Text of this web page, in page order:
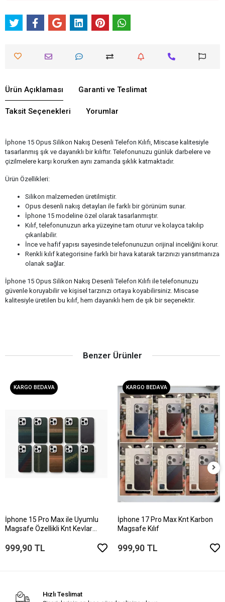
Ürün Açıklaması Garanti ve Teslimat
Taksit Seçenekleri Yorumlar
İphone 15 Opus Silikon Nakış Desenli Telefon Kılıfı, Miscase kalitesiyle
tasarlanmış şık ve dayanıklı bir kılıftır. Telefonunuzu günlük darbelere ve
çizilmelere karşı korurken aynı zamanda şıklık katmaktadır.
Ürün Özellikleri:
Silikon malzemeden üretilmiştir.
Opus desenli nakış detayları ile farklı bir görünüm sunar.
İphone 15 modeline özel olarak tasarlanmıştır.
Kılıf, telefonunuzun arka yüzeyine tam oturur ve kolayca takılıp
çıkarılabilir.
İnce ve hafif yapısı sayesinde telefonunuzun orijinal inceliğini korur.
Renkli kılıf kategorisine farklı bir hava katarak tarzınızı yansıtmanıza
olanak sağlar.
İphone 15 Opus Silikon Nakış Desenli Telefon Kılıfı ile telefonunuzu
güvenle koruyabilir ve kişisel tarzınızı ortaya koyabilirsiniz. Miscase
kalitesiyle üretilen bu kılıf, hem dayanıklı hem de şık bir seçenektir.
Benzer Ürünler
KARGO BEDAVA
İphone 15 Pro Max ile Uyumlu
Magsafe Özellikli Knt Kevlar
999,90 TL
KARGO BEDAVA
İphone 17 Pro Max Knt Karbon
Magsafe Kılıf
999,90 TL
Hızlı Teslimat